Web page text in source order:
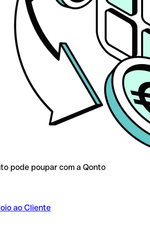
pode poupar com a Qonto
ao Cliente